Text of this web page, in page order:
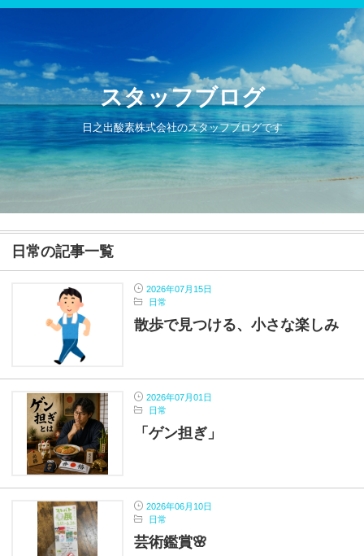
スタッフブログ
日之出酸素株式会社のスタッフブログです
日常の記事一覧
2026年07月15日
日常
散歩で見つける、小さな楽しみ
2026年07月01日
日常
「ゲン担ぎ」
2026年06月10日
日常
芸術鑑賞🌸